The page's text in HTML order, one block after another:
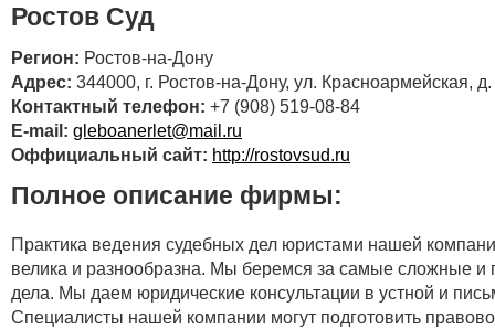
Ростов Суд
Регион: Ростов-на-Дону
Адрес: 344000, г. Ростов-на-Дону, ул. Красноармейская,
Контактный телефон: +7 (908) 519-08-84
E-mail: gleboanerlet@mail.ru
Оффициальный сайт: http://rostovsud.ru
Полное описание фирмы:
Практика ведения судебных дел юристами нашей
велика и разнообразна. Мы беремся за самые сложные и
дела. Мы даем юридические консультации в устной и
Специалисты нашей компании могут подготовить